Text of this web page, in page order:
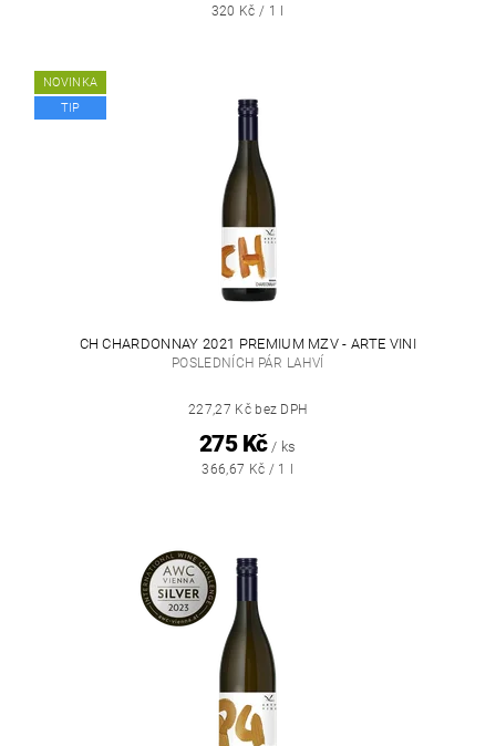
320 Kč / 1 l
NOVINKA
TIP
CH CHARDONNAY 2021 PREMIUM MZV - ARTE VINI
POSLEDNÍCH PÁR LAHVÍ
227,27 Kč bez DPH
275 Kč / ks
366,67 Kč / 1 l